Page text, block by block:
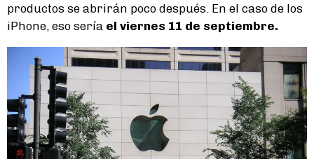
productos se abrirán poco después. En el caso de los
iPhone, eso sería el viernes 11 de septiembre.